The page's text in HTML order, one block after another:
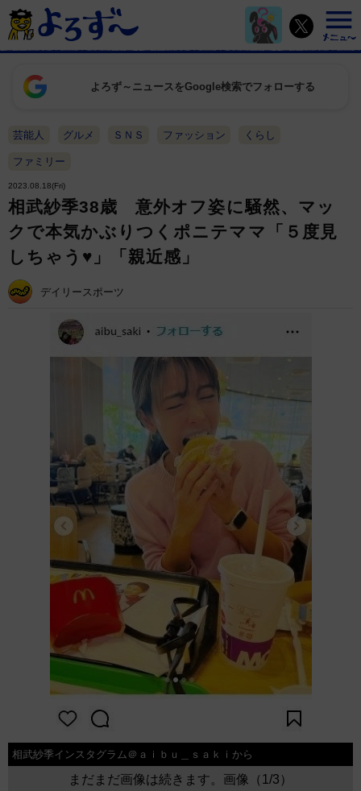
よろず～ニュースをGoogle検索でフォローする
芸能人 グルメ ＳＮＳ ファッション くらし
ファミリー
2023.08.18(Fri)
相武紗季38歳 意外オフ姿に騒然、マッ
クで本気かぶりつくポニテママ「５度見
しちゃう♥」「親近感」
デイリースポーツ
相武紗季インスタグラム＠ａｉｂｕ＿ｓａｋｉから
まだまだ画像は続きます。画像（1/3）